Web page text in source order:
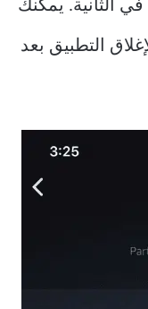
320 كيلو بت في الثانية. يمكنك
التطبيق بعد